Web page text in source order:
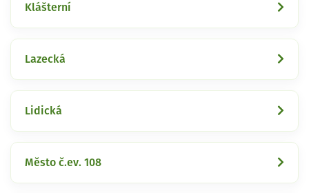
Klášterní
Lazecká
Lidická
Město č.ev. 108